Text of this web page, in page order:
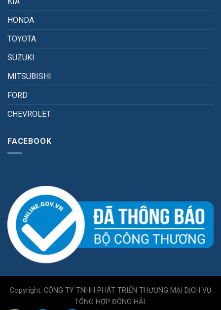
HONDA
TOYOTA
SUZUKI
MITSUBISHI
FORD
CHEVROLET
FACEBOOK
Copyright: CÔNG TY TNHH PHÁT TRIỂN THƯƠNG MẠI DỊCH VỤ
TỔNG HỢP ĐÔNG HẢI.